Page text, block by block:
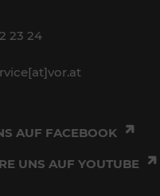
23 24
AUF FACEBOOK
UNS AUF YOUTUBE